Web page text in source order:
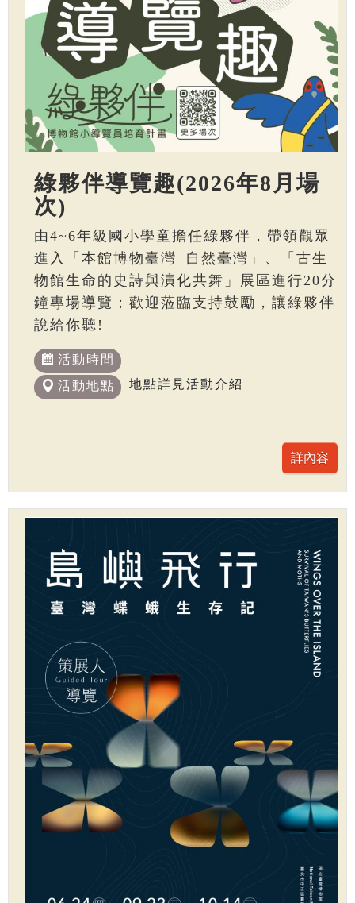
綠夥伴導覽趣(2026年8月場
次)
由4~6年級國小學童擔任綠夥伴，帶領觀眾
進入「本館博物臺灣_自然臺灣」、「古生
物館生命的史詩與演化共舞」展區進行20分
鐘專場導覽；歡迎蒞臨支持鼓勵，讓綠夥伴
說給你聽!
活動時間
活動地點
地點詳見活動介紹